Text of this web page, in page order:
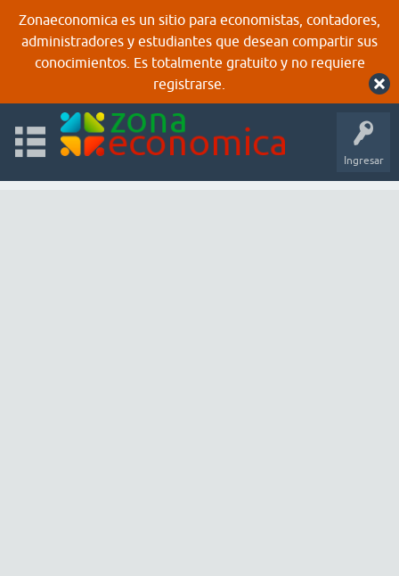
Zonaeconomica es un sitio para economistas, contadores,
administradores y estudiantes que desean compartir sus
conocimientos. Es totalmente gratuito y no requiere
registrarse.
Ingresar